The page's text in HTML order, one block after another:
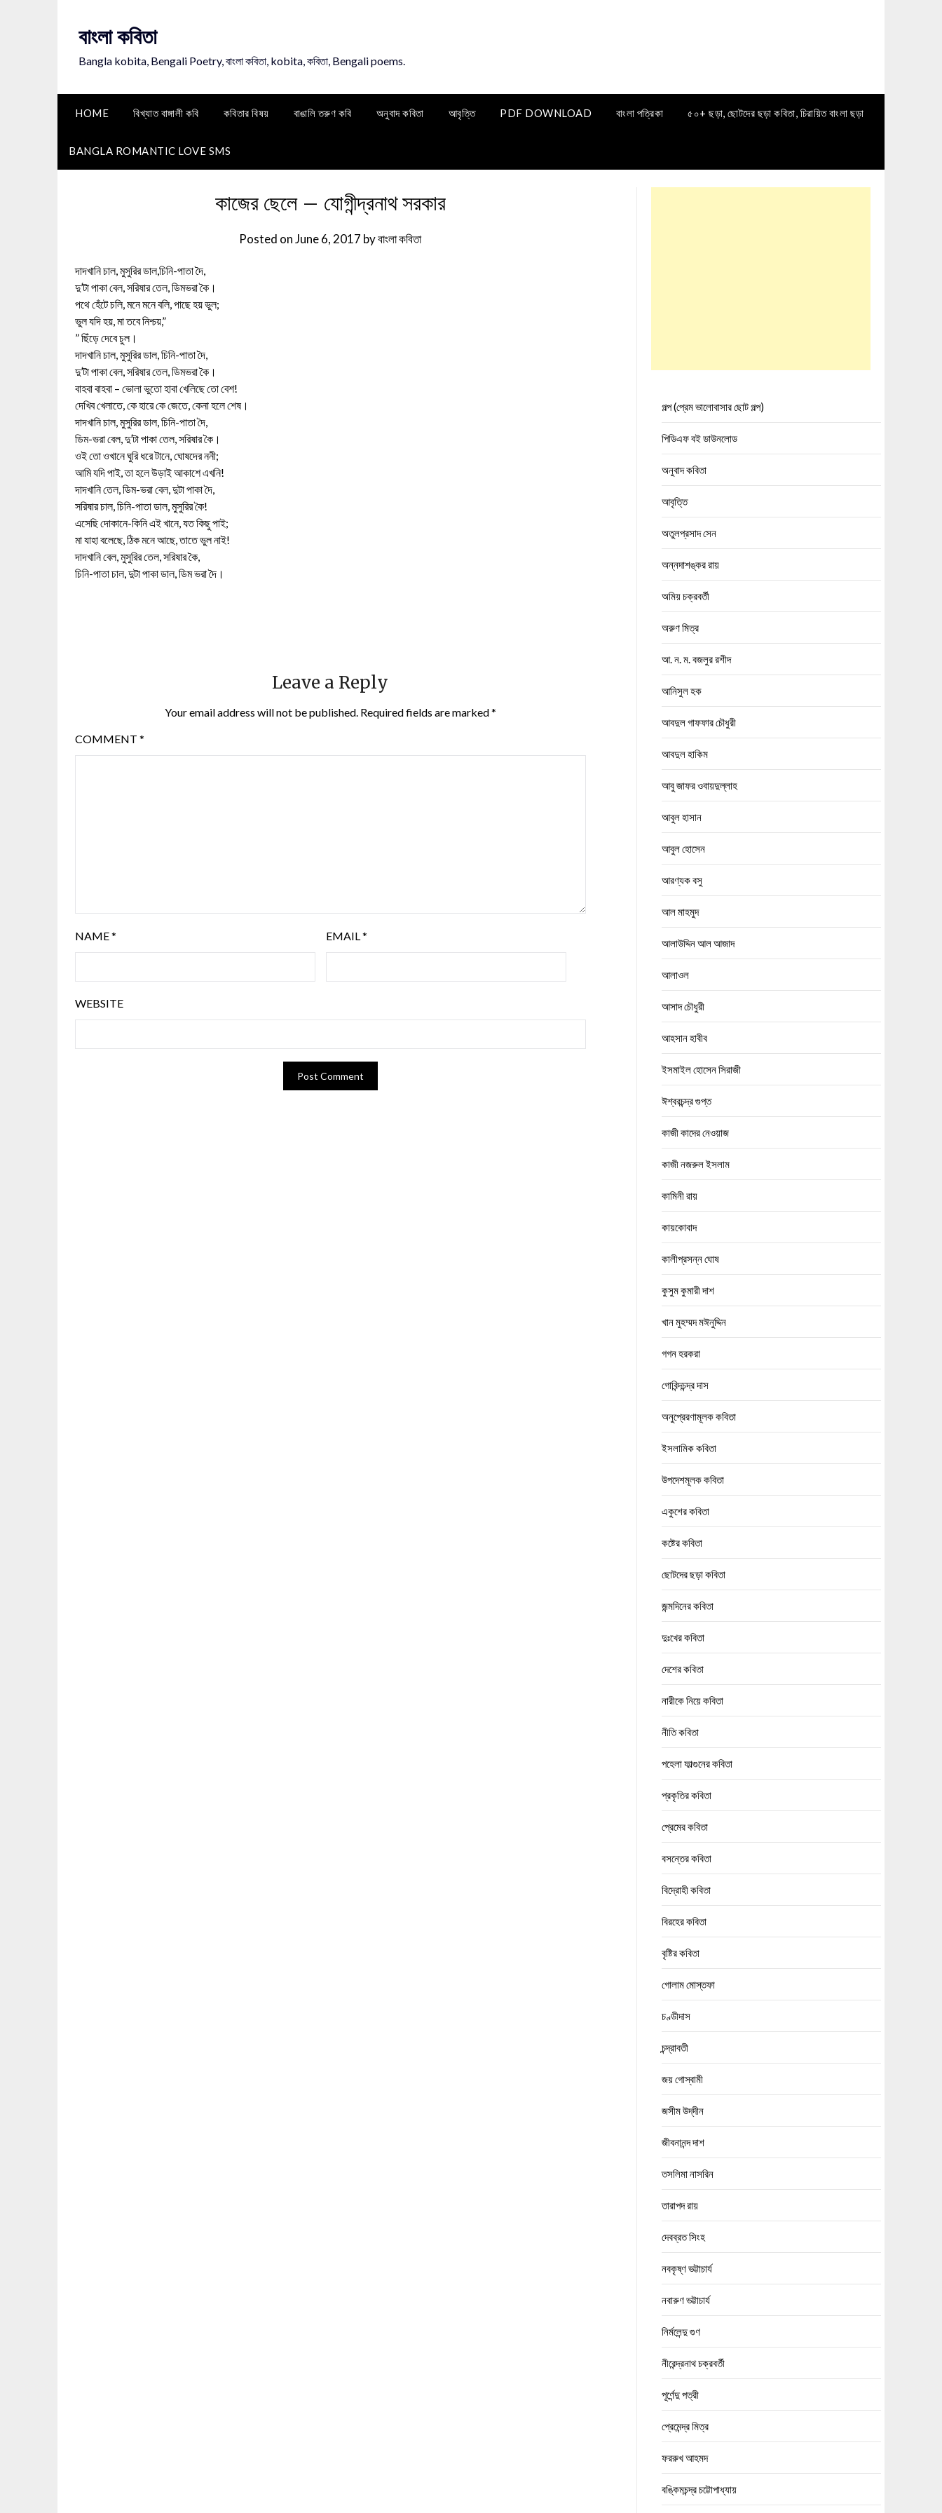
বাংলা কবিতা
Bangla kobita, Bengali Poetry, বাংলা কবিতা, kobita, কবিতা, Bengali poems.
HOME বিখ্যাত বাঙ্গালী কবি কবিতার বিষয় বাঙালি তরুণ কবি অনুবাদ কবিতা আবৃত্তি PDF DOWNLOAD বাংলা পত্রিকা ৫০+ ছড়া, ছোটদের ছড়া কবিতা, চিরায়িত বাংলা ছড়া
BANGLA ROMANTIC LOVE SMS
কাজের ছেলে – যোগীন্দ্রনাথ সরকার
Posted onJune 6, 2017 byবাংলা কবিতা
দাদখানি চাল, মুসুরির ডাল,চিনি-পাতা দৈ,
দু’টা পাকা বেল, সরিষার তেল, ডিমভরা কৈ।
পথে হেঁটে চলি, মনে মনে বলি, পাছে হয় ভুল;
ভুল যদি হয়, মা তবে নিশ্চয়,”
” ছিঁড়ে দেবে চুল।
দাদখানি চাল, মুসুরির ডাল, চিনি-পাতা দৈ,
দু’টা পাকা বেল, সরিষার তেল, ডিমভরা কৈ।
বাহবা বাহবা – ভোলা ভুতো হাবা খেলিছে তো বেশ!
দেখিব খেলাতে, কে হারে কে জেতে, কেনা হলে শেষ।
দাদখানি চাল, মুসুরির ডাল, চিনি-পাতা দৈ,
ডিম-ভরা বেল, দু’টা পাকা তেল, সরিষার কৈ।
ওই তো ওখানে ঘুরি ধরে টানে, ঘোষদের ননী;
আমি যদি পাই, তা হলে উড়াই আকাশে এখনি!
দাদখানি তেল, ডিম-ভরা বেল, দুটা পাকা দৈ,
সরিষার চাল, চিনি-পাতা ডাল, মুসুরির কৈ!
এসেছি দোকানে-কিনি এই খানে, যত কিছু পাই;
মা যাহা বলেছে, ঠিক মনে আছে, তাতে ভুল নাই!
দাদখানি বেল, মুসুরির তেল, সরিষার কৈ,
চিনি-পাতা চাল, দুটা পাকা ডাল, ডিম ভরা দৈ।
Leave a Reply
Your email address will not be published. Required fields are marked*
COMMENT *
NAME* EMAIL*
WEBSITE
গল্প (প্রেম ভালোবাসার ছোট গল্প)
পিডিএফ বই ডাউনলোড
অনুবাদ কবিতা
আবৃত্তি
অতুলপ্রসাদ সেন
অন্নদাশঙ্কর রায়
অমিয় চক্রবর্তী
অরুণ মিত্র
আ. ন. ম. বজলুর রশীদ
আনিসুল হক
আবদুল গাফফার চৌধুরী
আবদুল হাকিম
আবু জাফর ওবায়দুল্লাহ
আবুল হাসান
আবুল হোসেন
আরণ্যক বসু
আল মাহমুদ
আলাউদ্দিন আল আজাদ
আলাওল
আসাদ চৌধুরী
আহসান হাবীব
ইসমাইল হোসেন সিরাজী
ঈশ্বরচন্দ্র গুপ্ত
কাজী কাদের নেওয়াজ
কাজী নজরুল ইসলাম
কামিনী রায়
কায়কোবাদ
কালীপ্রসন্ন ঘোষ
কুসুম কুমারী দাশ
খান মুহম্মদ মঈনুদ্দিন
গগন হরকরা
গোবিন্দচন্দ্র দাস
অনুপ্রেরণামূলক কবিতা
ইসলামিক কবিতা
উপদেশমূলক কবিতা
একুশের কবিতা
কষ্টের কবিতা
ছোটদের ছড়া কবিতা
জন্মদিনের কবিতা
দুঃখের কবিতা
দেশের কবিতা
নারীকে নিয়ে কবিতা
নীতি কবিতা
পহেলা ফাল্গুনের কবিতা
প্রকৃতির কবিতা
প্রেমের কবিতা
বসন্তের কবিতা
বিদ্রোহী কবিতা
বিরহের কবিতা
বৃষ্টির কবিতা
গোলাম মোস্তফা
চণ্ডীদাস
চন্দ্রাবতী
জয় গোস্বামী
জসীম উদ্‌দীন
জীবনানন্দ দাশ
তসলিমা নাসরিন
তারাপদ রায়
দেবব্রত সিংহ
নবকৃষ্ণ ভট্টাচার্য
নবারুণ ভট্টাচার্য
নির্মলেন্দু গুণ
নীরেন্দ্রনাথ চক্রবর্তী
পূর্ণেন্দু পত্রী
প্রেমেন্দ্র মিত্র
ফররুখ আহমদ
বঙ্কিমচন্দ্র চট্টোপাধ্যায়